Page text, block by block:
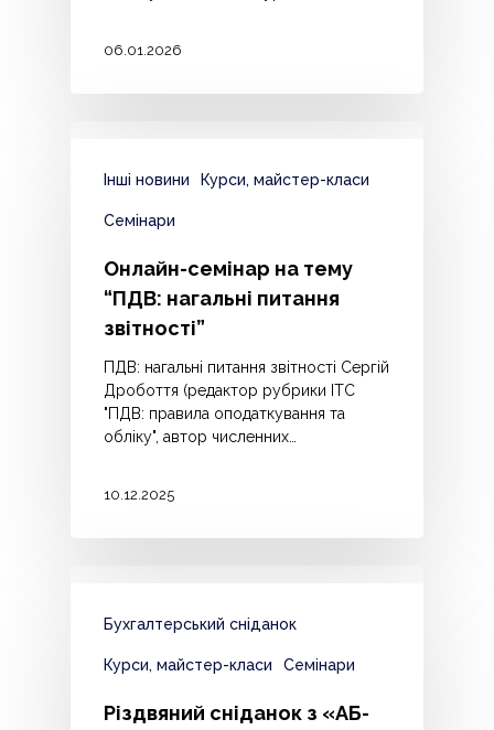
06.01.2026
Інші новини Курси, майстер-класи
Семінари
Онлайн-семінар на тему
“ПДВ: нагальні питання
звітності”
ПДВ: нагальні питання звітності Сергій
Дробоття (редактор рубрики ІТС
"ПДВ: правила оподаткування та
обліку", автор численних…
10.12.2025
Бухгалтерський сніданок
Курси, майстер-класи Семінари
Різдвяний сніданок з «АБ-